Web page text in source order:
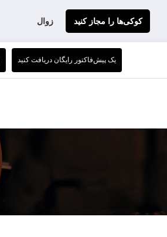
زوال کوکی‌ها را مجاز کنید
یک پیش‌فاکتور رایگان دریافت کنید